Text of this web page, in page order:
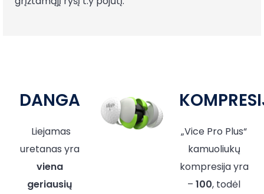
DANGA
Liejamas
uretanas yra
viena
geriausių
„Vice Pro Plus“
kamuoliukų
kompresija yra
–100, todėl